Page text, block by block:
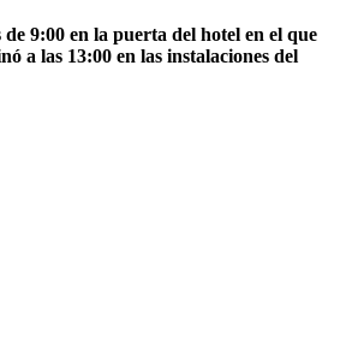
9:00 en la puerta del hotel en el que
a las 13:00 en las instalaciones del